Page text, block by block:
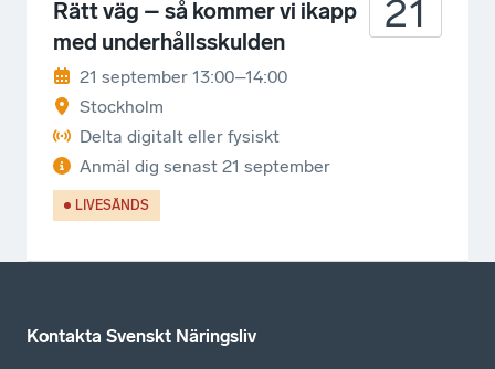
Rätt väg – så kommer vi ikapp
med underhållsskulden
21 september 13:00–14:00
Stockholm
Delta digitalt eller fysiskt
Anmäl dig senast 21 september
LIVESÄNDS
21
Kontakta Svenskt Näringsliv